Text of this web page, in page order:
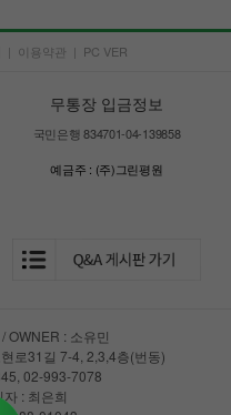
| 이용약관 | PC VER
무통장 입금정보
국민은행 834701-04-139858
예금주 : (주)그린평원
OWNER : 소유민
로31길 7-4, 2,3,4층(번동)
02-993-7078
: 최은희